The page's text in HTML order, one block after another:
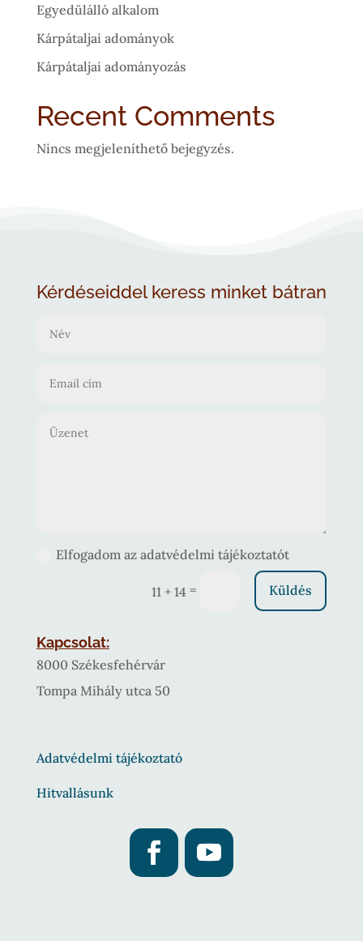
Egyedülálló alkalom
Kárpátaljai adományok
Kárpátaljai adományozás
Recent Comments
Nincs megjeleníthető bejegyzés.
Kérdéseiddel keress minket bátran
Elfogadom az adatvédelmi tájékoztatót
11 + 14 = Küldés
Kapcsolat:
8000 Székesfehérvár
Tompa Mihály utca 50
Adatvédelmi tájékoztató
Hitvallásunk